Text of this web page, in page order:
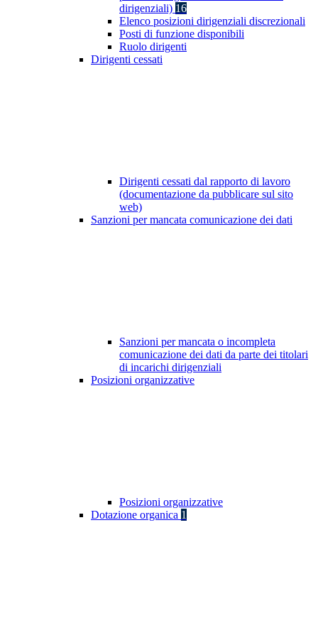
dirigenziali) 16
Elenco posizioni dirigenziali discrezionali
Posti di funzione disponibili
Ruolo dirigenti
Dirigenti cessati
Dirigenti cessati dal rapporto di lavoro
(documentazione da pubblicare sul sito
web)
Sanzioni per mancata comunicazione dei dati
Sanzioni per mancata o incompleta
comunicazione dei dati da parte dei titolari
di incarichi dirigenziali
Posizioni organizzative
Posizioni organizzative
Dotazione organica 1